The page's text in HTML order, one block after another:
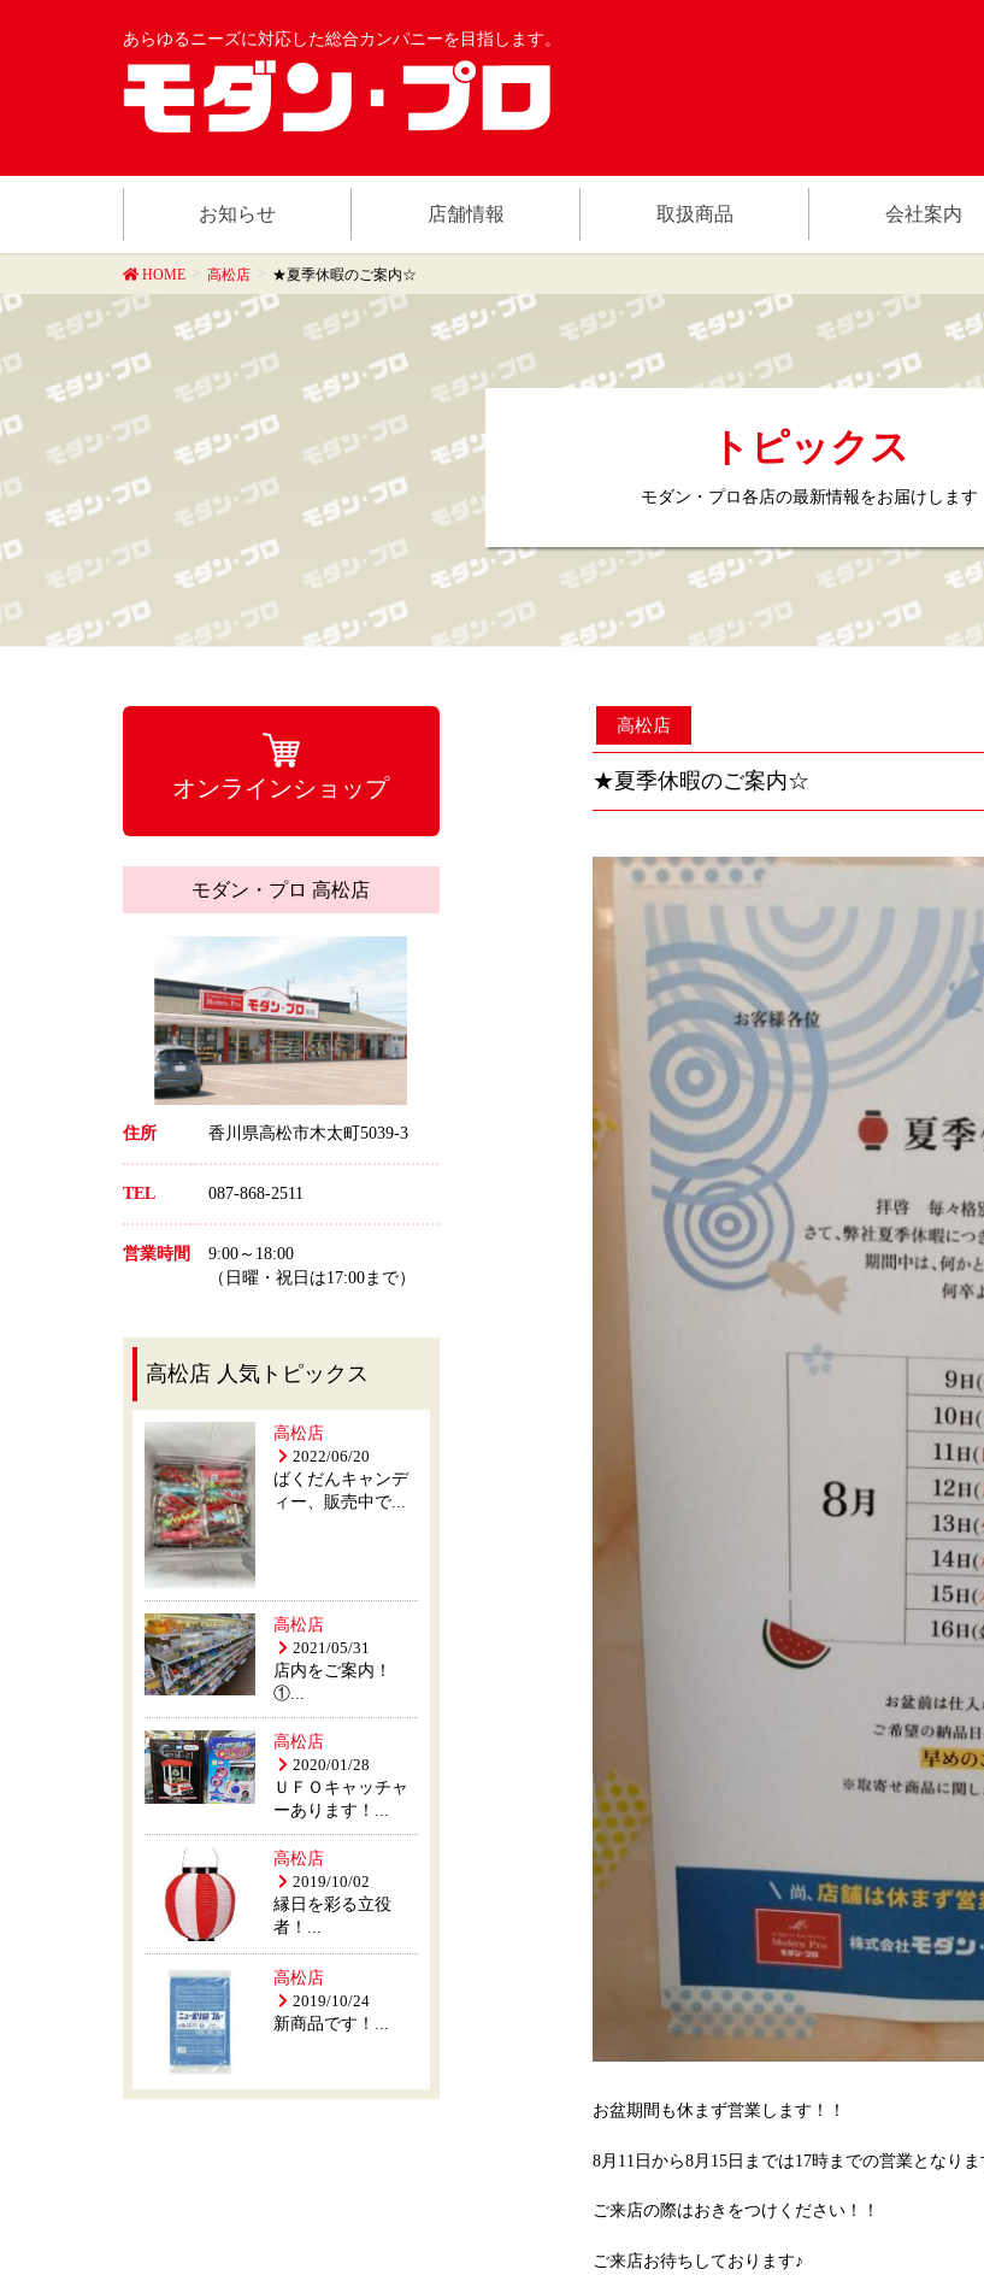
あらゆるニーズに対応した総合カンパニーを目指します。
お知らせ 店舗情報 取扱商品 会社案内
HOME 高松店 ★夏季休暇のご案内☆
トピックス
モダン・プロ各店の最新情報をお届けします
高松店
★夏季休暇のご案内☆
お盆期間も休まず営業します！！
8月11日から8月15日までは17時までの営業となりま
ご来店の際はおきをつけください！！
ご来店お待ちしております♪
オンラインショップ
モダン・プロ 高松店
住所 香川県高松市木太町5039-3
TEL 087-868-2511
営業時間
9:00～18:00
（日曜・祝日は17:00まで）
高松店 人気トピックス
高松店
2022/06/20
ばくだんキャンデ
ィー、販売中で...
高松店
2021/05/31
店内をご案内！
①...
高松店
2020/01/28
ＵＦＯキャッチャ
ーあります！...
高松店
2019/10/02
縁日を彩る立役
者！...
高松店
2019/10/24
新商品です！...